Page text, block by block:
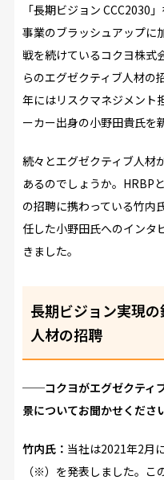
「長期ビジョン CCC2030
事業のブラッシュアップに
戦を続けているコクヨ株式
らのエグゼクティブ人材の
年にはリスクマネジメント
ーカー出身の小野田貴氏を
続々とエグゼクティブ人材
あるのでしょうか。HRBP
の招聘に携わっている竹内
任した小野田氏へのインタ
きました。
長期ビジョン実現
人材の招聘
──コクヨがエグゼクティ
景についてお聞かせくださ
竹内氏： 当社は2021年2月
（※）を発表しました。